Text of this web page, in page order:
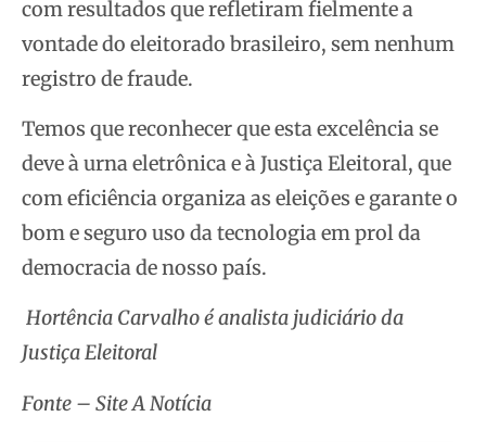
com resultados que refletiram fielmente a
vontade do eleitorado brasileiro, sem nenhum
registro de fraude.
Temos que reconhecer que esta excelência se
deve à urna eletrônica e à Justiça Eleitoral, que
com eficiência organiza as eleições e garante o
bom e seguro uso da tecnologia em prol da
democracia de nosso país.
Hortência Carvalho é analista judiciário da
Justiça Eleitoral
Fonte – Site A Notícia